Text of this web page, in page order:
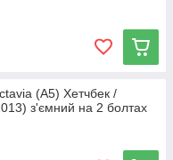
(A5) Хетчбек /
з'ємний на 2 болтах